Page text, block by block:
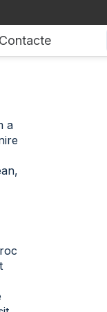
Contacte
a